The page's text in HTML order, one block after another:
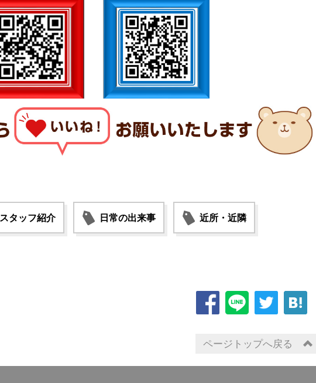
スタッフ紹介 日常の出来事 近所・近隣
ページトップへ戻る